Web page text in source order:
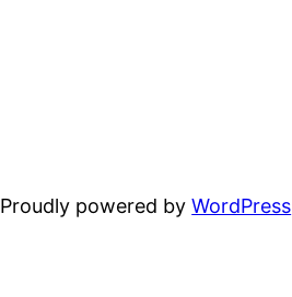
Proudly powered byWordPress